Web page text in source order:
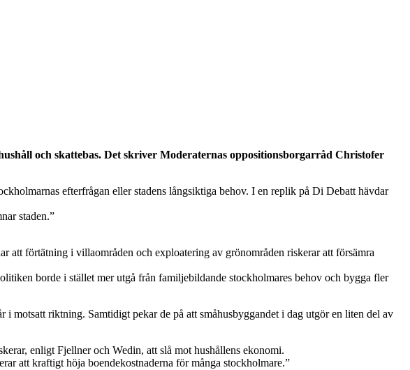
och skattebas. Det skriver Moderaternas oppositionsborgarråd Christofer
efterfrågan eller stadens långsiktiga behov. I en replik på Di Debatt hävdar
staden.”
att förtätning i villaområden och exploatering av grönområden riskerar att försämra
borde i stället mer utgå från familjebildande stockholmares behov och bygga fler
motsatt riktning. Samtidigt pekar de på att småhusbyggandet i dag utgör en liten del av
enligt Fjellner och Wedin, att slå mot hushållens ekonomi.
att kraftigt höja boendekostnaderna för många stockholmare.”